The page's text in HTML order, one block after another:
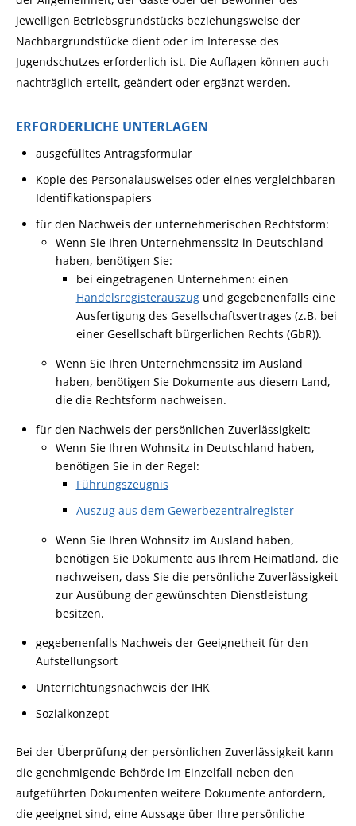
jeweiligen Betriebsgrundstücks beziehungsweise der
Nachbargrundstücke dient oder im Interesse des
Jugendschutzes erforderlich ist. Die Auflagen können auch
nachträglich erteilt, geändert oder ergänzt werden.
ERFORDERLICHE UNTERLAGEN
ausgefülltes Antragsformular
Kopie des Personalausweises oder eines vergleichbaren
Identifikationspapiers
für den Nachweis der unternehmerischen Rechtsform:
Wenn Sie Ihren Unternehmenssitz in Deutschland
haben, benötigen Sie:
bei eingetragenen Unternehmen: einen
Handelsregisterauszugund gegebenenfalls eine
Ausfertigung des Gesellschaftsvertrages (z.B. bei
einer Gesellschaft bürgerlichen Rechts (GbR)).
Wenn Sie Ihren Unternehmenssitz im Ausland
haben, benötigen Sie Dokumente aus diesem Land,
die die Rechtsform nachweisen.
für den Nachweis der persönlichen Zuverlässigkeit:
Wenn Sie Ihren Wohnsitz in Deutschland haben,
benötigen Sie in der Regel:
Führungszeugnis
Auszug aus dem Gewerbezentralregister
Wenn Sie Ihren Wohnsitz im Ausland haben,
benötigen Sie Dokumente aus Ihrem Heimatland, die
nachweisen, dass Sie die persönliche Zuverlässigkeit
zur Ausübung der gewünschten Dienstleistung
besitzen.
gegebenenfalls Nachweis der Geeignetheit für den
Aufstellungsort
Unterrichtungsnachweis der IHK
Sozialkonzept
Bei der Überprüfung der persönlichen Zuverlässigkeit kann
die genehmigende Behörde im Einzelfall neben den
aufgeführten Dokumenten weitere Dokumente anfordern,
die geeignet sind, eine Aussage über Ihre persönliche